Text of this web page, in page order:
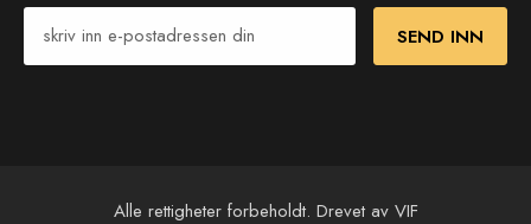
SEND INN
Alle rettigheter forbeholdt. Drevet av VIF